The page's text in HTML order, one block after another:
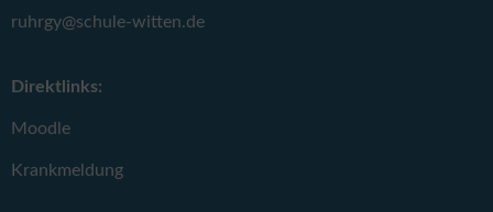
ruhrgy@schule-witten.de
Direktlinks:
Moodle
Krankmeldung